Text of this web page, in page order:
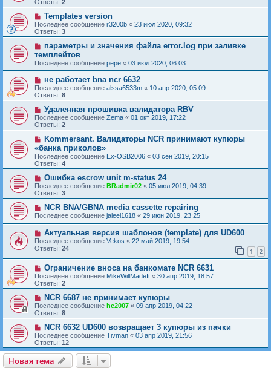
Ответы: 2
Templates version
Последнее сообщение r3200b « 23 июл 2020, 09:32
Ответы: 3
параметры и значения файла error.log при заливке
темплейтов
Последнее сообщение pepe « 03 июл 2020, 06:03
не работает bna ncr 6632
Последнее сообщение alssa6533m « 10 апр 2020, 05:09
Ответы: 8
Удаленная прошивка валидатора RBV
Последнее сообщение Zema « 01 окт 2019, 17:22
Ответы: 2
Kommersant. Валидаторы NCR принимают купюры
«банка приколов»
Последнее сообщение Ex-OSB2006 « 03 сен 2019, 20:15
Ответы: 4
Ошибка escrow unit m-status 24
Последнее сообщение BRadmir02 « 05 июл 2019, 04:39
Ответы: 3
NCR BNA/GBNA media cassette repairing
Последнее сообщение jaleel1618 « 29 июн 2019, 23:25
Актуальная версия шаблонов (template) для UD600
Последнее сообщение Vekos « 22 май 2019, 19:54
Ответы: 24 1 2
Ограничение вноса на банкомате NCR 6631
Последнее сообщение MikeWillMadeIt « 30 апр 2019, 18:57
Ответы: 2
NCR 6687 не принимает купюры
Последнее сообщение he2007 « 09 апр 2019, 04:22
Ответы: 8
NCR 6632 UD600 возвращает 3 купюры из пачки
Последнее сообщение Tivman « 03 апр 2019, 21:56
Ответы: 12
Новая тема
Новаятема